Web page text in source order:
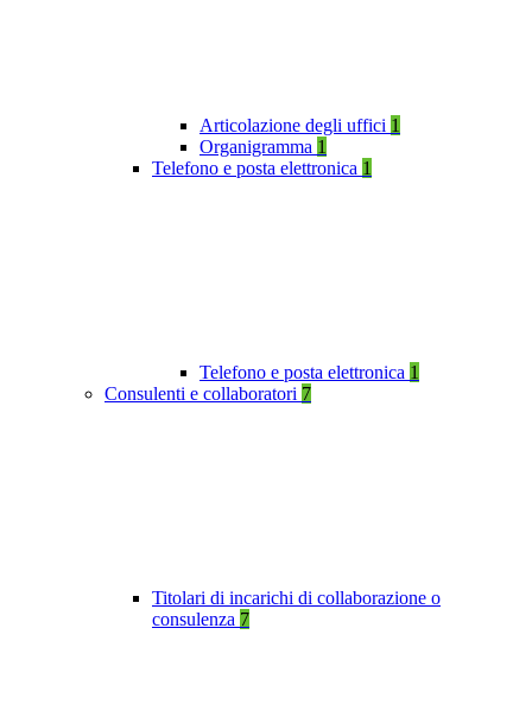
Articolazione degli uffici 1
Organigramma 1
Telefono e posta elettronica 1
Telefono e posta elettronica 1
Consulenti e collaboratori 7
Titolari di incarichi di collaborazione o
consulenza 7